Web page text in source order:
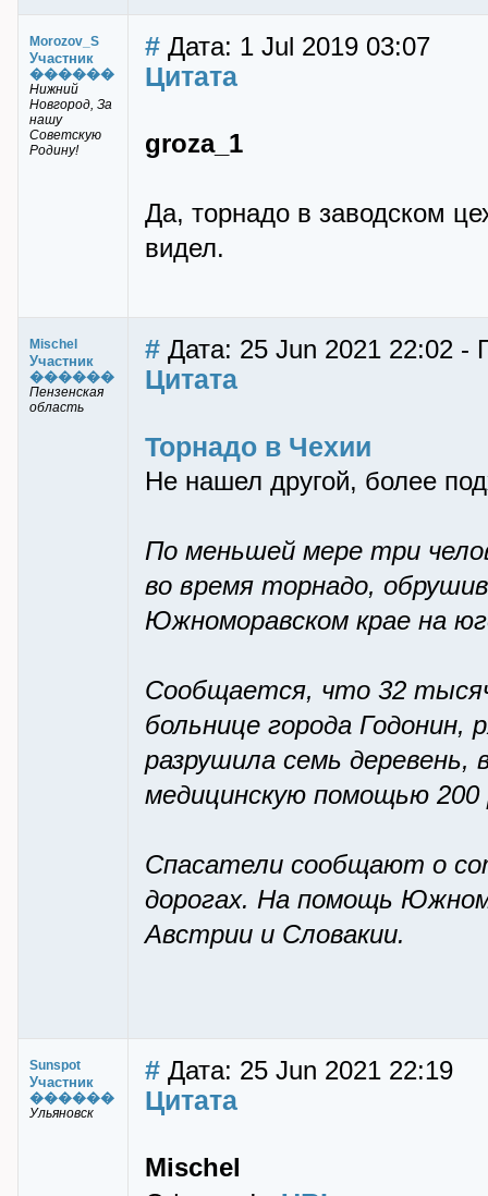
Morozov_S
Участник
������
Нижний
Новгород, За
нашу
Советскую
Родину!
# Дата: 1 Jul 2019 03:07
Цитата
groza_1
Да, торнадо в заводском
видел.
Mischel
Участник
������
Пензенская
область
# Дата: 25 Jun 2021 22:02 -
Цитата
Торнадо в Чехии
Не нашел другой, более
По меньшей мере три
во время торнадо,
Южноморавском крае на
Сообщается, что 32
больнице города
разрушила семь деревень,
медицинскую помощью
Спасатели сообщают о
дорогах. На помощь
Австрии и Словакии.
Sunspot
Участник
������
Ульяновск
# Дата: 25 Jun 2021 22:19
Цитата
Mischel